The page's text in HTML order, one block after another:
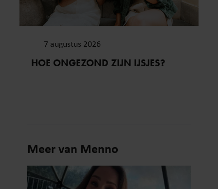
7 augustus 2026
HOE ONGEZOND ZIJN IJSJES?
Meer van Menno